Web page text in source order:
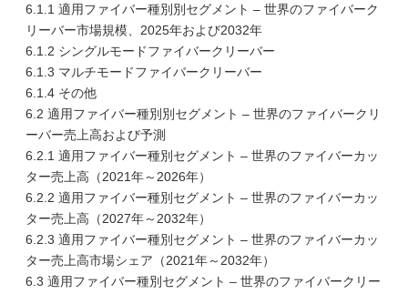
6.1.1 適用ファイバー種別別セグメント – 世界のファイバーク
リーバー市場規模、2025年および2032年
6.1.2 シングルモードファイバークリーバー
6.1.3 マルチモードファイバークリーバー
6.1.4 その他
6.2 適用ファイバー種別別セグメント – 世界のファイバークリ
ーバー売上高および予測
6.2.1 適用ファイバー種別セグメント – 世界のファイバーカッ
ター売上高（2021年～2026年）
6.2.2 適用ファイバー種別セグメント – 世界のファイバーカッ
ター売上高（2027年～2032年）
6.2.3 適用ファイバー種別セグメント – 世界のファイバーカッ
ター売上高市場シェア（2021年～2032年）
6.3 適用ファイバー種別セグメント – 世界のファイバークリー